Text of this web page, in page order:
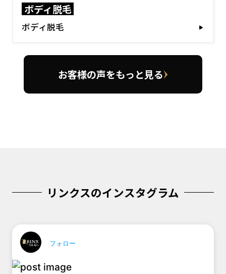
ボディ脱毛
ボディ脱毛
お客様の声をもっと見る
リンクスのインスタグラム
フォロー